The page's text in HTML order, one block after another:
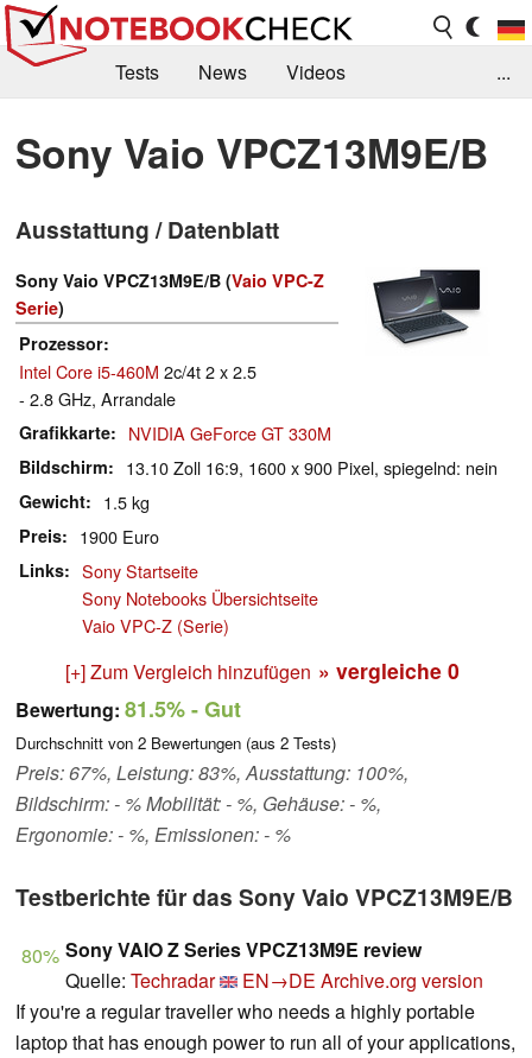
Tests News
Videos
Kaufberatung
Deals Suche
Jobs
Forum
...
Sony Vaio VPCZ13M9E/B
Ausstattung / Datenblatt
Sony Vaio VPCZ13M9E/B (Vaio VPC-Z
Serie)
Prozessor
Intel Core i5-460M 2c/4t 2 x 2.5
- 2.8 GHz, Arrandale
Grafikkarte NVIDIA GeForce GT 330M
Bildschirm 13.10 Zoll 16:9, 1600 x 900 Pixel, spiegelnd: nein
Gewicht 1.5 kg
Preis 1900 Euro
Links
Sony Startseite
Sony Notebooks Übersichtseite
Vaio VPC-Z (Serie)
[+] Zum Vergleich hinzufügen » vergleiche 0
Bewertung: 81.5%- Gut
Durchschnitt von 2 Bewertungen (aus 2 Tests)
Preis: 67%, Leistung: 83%, Ausstattung: 100%,
Bildschirm: - % Mobilität: - %, Gehäuse: - %,
Ergonomie: - %, Emissionen: - %
Testberichte für das Sony Vaio VPCZ13M9E/B
80% Sony VAIO Z Series VPCZ13M9E review
Quelle: Techradar EN→DE Archive.org version
If you're a regular traveller who needs a highly portable
laptop that has enough power to run all of your applications,